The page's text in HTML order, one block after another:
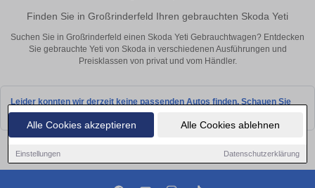
Alle Cookies akzeptieren Alle Cookies ablehnen
Einstellungen Datenschutzerklärung
Finden Sie in Großrinderfeld Ihren gebrauchten Skoda Yeti
Suchen Sie in Großrinderfeld einen Skoda Yeti Gebrauchtwagen? Entdecken
Sie gebrauchte Yeti von Skoda in verschiedenen Ausführungen und
Preisklassen von privat und vom Händler.
Leider konnten wir derzeit keine passenden Autos finden. Schauen Sie
bald wieder vorbei!